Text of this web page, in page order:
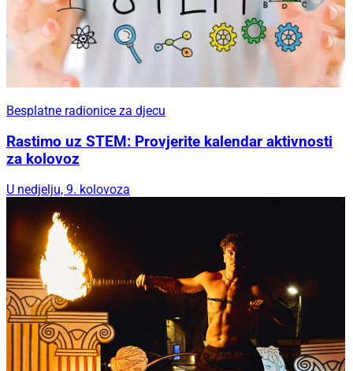
Besplatne radionice za djecu
Rastimo uz STEM: Provjerite kalendar aktivnosti
za kolovoz
U nedjelju, 9. kolovoza